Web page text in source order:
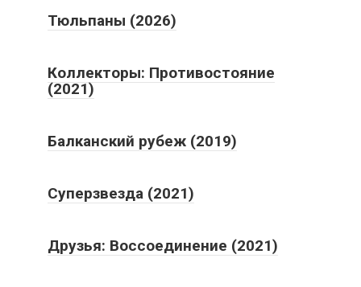
Тюльпаны (2026)
Коллекторы: Противостояние
(2021)
Балканский рубеж (2019)
Суперзвезда (2021)
Друзья: Воссоединение (2021)